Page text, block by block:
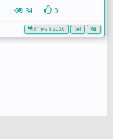
34 0
31 май 2026